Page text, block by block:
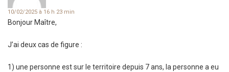
10/02/2025 à 16 h 23 min
Bonjour Maître,
J’ai deux cas de figure :
1) une personne est sur le territoire depuis 7 ans, la personne a eu